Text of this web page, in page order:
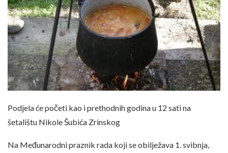
Podjela će početi kao i prethodnih godina u 12 sati na
šetalištu Nikole Šubića Zrinskog
Na Međunarodni praznik rada koji se obilježava 1. svibnja,